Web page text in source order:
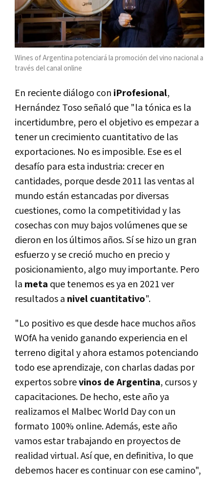
Wines of Argentina potenciará la promoción del vino nacional a
través del canal online
En reciente diálogo con iProfesional,
Hernández Toso señaló que "la tónica es la
incertidumbre, pero el objetivo es empezar a
tener un crecimiento cuantitativo de las
exportaciones. No es imposible. Ese es el
desafío para esta industria: crecer en
cantidades, porque desde 2011 las ventas al
mundo están estancadas por diversas
cuestiones, como la competitividad y las
cosechas con muy bajos volúmenes que se
dieron en los últimos años. Sí se hizo un gran
esfuerzo y se creció mucho en precio y
posicionamiento, algo muy importante. Pero
la meta que tenemos es ya en 2021 ver
resultados a nivel cuantitativo".
"Lo positivo es que desde hace muchos años
WOfA ha venido ganando experiencia en el
terreno digital y ahora estamos potenciando
todo ese aprendizaje, con charlas dadas por
expertos sobrevinos de Argentina, cursos y
capacitaciones. De hecho, este año ya
realizamos el Malbec World Day con un
formato 100% online. Además, este año
vamos estar trabajando en proyectos de
realidad virtual. Así que, en definitiva, lo que
debemos hacer es continuar con ese camino",